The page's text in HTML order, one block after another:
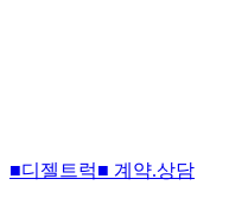
■디젤트럭■ 계약.상담